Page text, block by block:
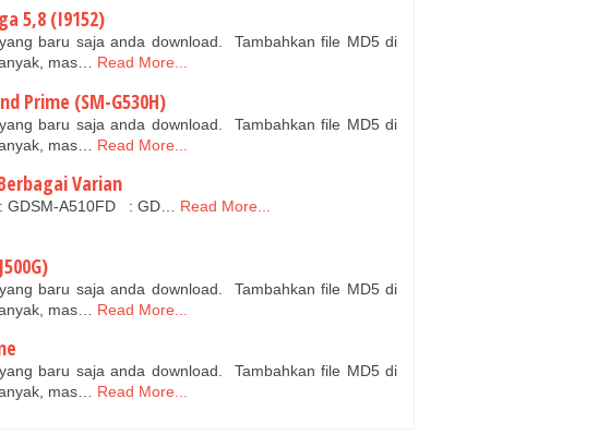
5,8 (I9152)
baru saja anda download. Tambahkan file MD5 di
mas… Read More...
Prime (SM-G530H)
baru saja anda download. Tambahkan file MD5 di
mas…
Read More...
Varian
GDSM-A510FD : GD… Read More...
baru saja anda download. Tambahkan file MD5 di
mas…
Read More...
baru saja anda download. Tambahkan file MD5 di
mas… Read More...